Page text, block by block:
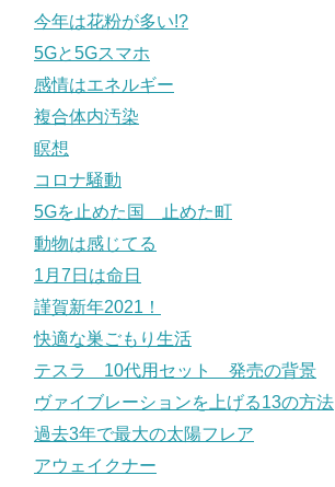
今年は花粉が多い!?
5Gと5Gスマホ
感情はエネルギー
複合体内汚染
瞑想
コロナ騒動
5Gを止めた国 止めた町
動物は感じてる
1月7日は命日
謹賀新年2021！
快適な巣ごもり生活
テスラ 10代用セット 発売の背景
ヴァイブレーションを上げる13の方法
過去3年で最大の太陽フレア
アウェイクナー